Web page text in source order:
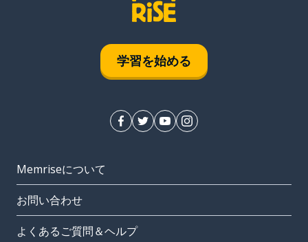
学習を始める
Memriseについて
お問い合わせ
よくあるご質問＆ヘルプ